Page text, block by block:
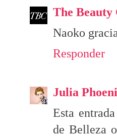
The Beauty
Naoko
Responder
Julia
Esta
de Belleza